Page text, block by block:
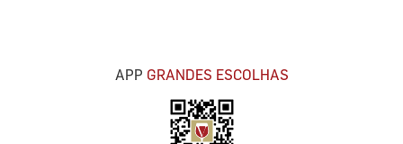
APP GRANDES ESCOLHAS